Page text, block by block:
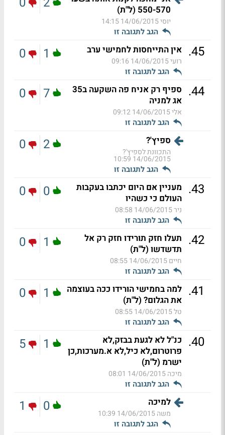
550-570 (ל"ת)
יוסי14/06/2015 14:15
הגב לתגובה זו
45
. אין התייחסות לחמישי ערב
רועי14/06/2015 09:16
הגב לתגובה זו
1
0
44
.
ספיף רק אניח פה השקעה ב35
אג למניה
אלי14/06/2015 09:12
הגב לתגובה זו
7
0
ספיץ'?
התכוונת לספיץ'?
14/06/2015 10:59
הגב לתגובה זו
2
0
43
. מעניין אם היום יכתבו בעקבות
העולם כי כשהיו
ניר14/06/2015 08:58
הגב לתגובה זו
0
0
42
. תעלו חזק תורידו חזק רק אל
תדשדשו (ל"ת)
חיים14/06/2015 08:55
הגב לתגובה זו
1
0
41
. למה בחמישי הורידו ככה בעוצמה
את הגלום? (ל"ת)
טל14/06/2015 08:55
הגב לתגובה זו
1
0
40
. כנ"ל לא לגעת בבזק,לא
פרוטרום,לא כיל,לא א.מערכות,כן
ישרמ (ל"ת)
מיכה14/06/2015 08:01
הגב לתגובה זו
1
5
למיכה
משה14/06/2015 10:39
הגב לתגובה זו
0
1